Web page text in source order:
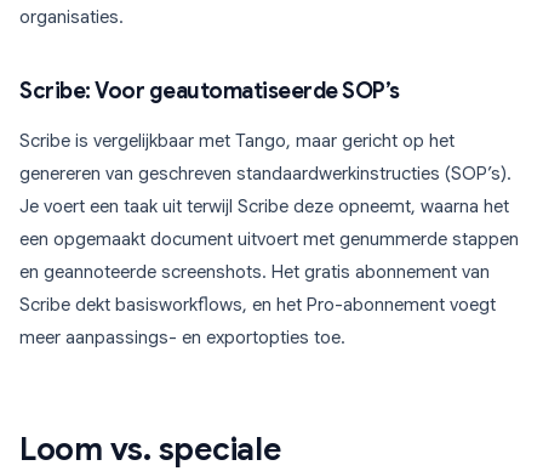
organisaties.
Scribe: Voor geautomatiseerde SOP’s
Scribe is vergelijkbaar met Tango, maar gericht op het
genereren van geschreven standaardwerkinstructies (SOP’s).
Je voert een taak uit terwijl Scribe deze opneemt, waarna het
een opgemaakt document uitvoert met genummerde stappen
en geannoteerde screenshots. Het gratis abonnement van
Scribe dekt basisworkflows, en het Pro-abonnement voegt
meer aanpassings- en exportopties toe.
Loom vs. speciale